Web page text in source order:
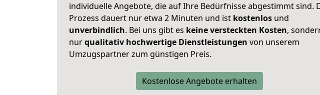
individuelle Angebote, die auf Ihre Bedürfnisse abgestimmt sind.
Prozess dauert nur etwa 2 Minuten und ist kostenlos und
unverbindlich. Bei uns gibt es keine versteckten Kosten,
nurqualitativ hochwertige Dienstleistungen von unserem
Umzugspartner zum günstigen Preis.
Kostenlose Angebote erhalten